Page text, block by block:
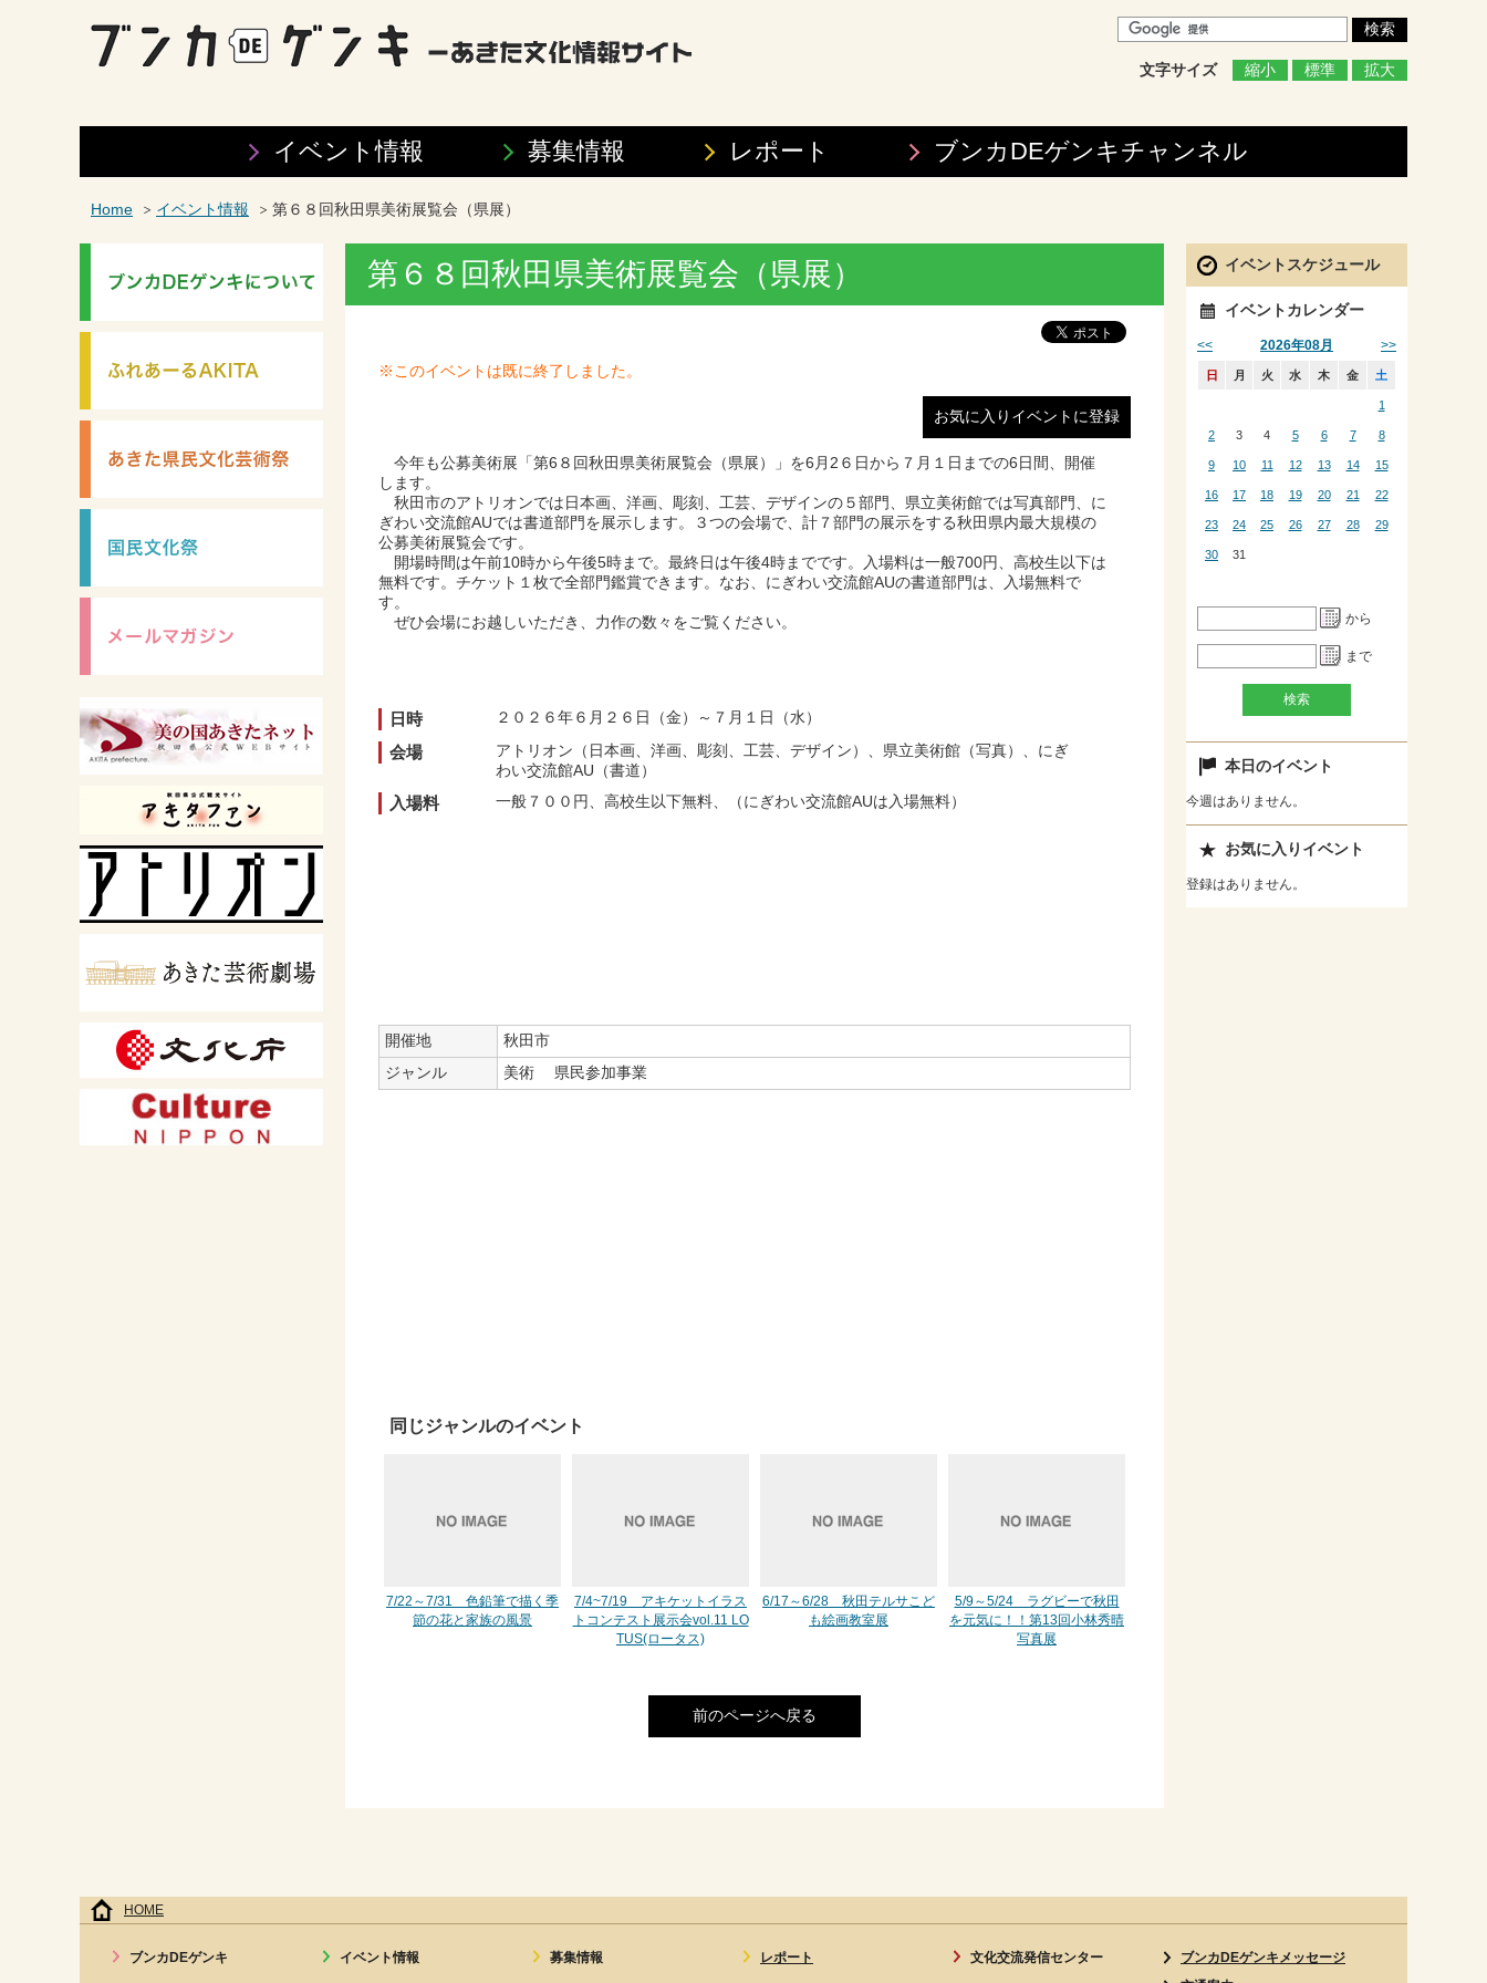
文字サイズ 縮小 標準 拡大
イベント情報 募集情報 レポート ブンカDEゲンキチャンネル
Home イベント情報 第６８回秋田県美術展覧会（県展）
第６８回秋田県美術展覧会（県展）
※このイベントは既に終了しました。
お気に入りイベントに登録
今年も公募美術展「第6８回秋田県美術展覧会（県展）」を6月2６日から７月１日までの6日間、開催
します。
秋田市のアトリオンでは日本画、洋画、彫刻、工芸、デザインの５部門、県立美術館では写真部門、に
ぎわい交流館AUでは書道部門を展示します。３つの会場で、計７部門の展示をする秋田県内最大規模の
公募美術展覧会です。
開場時間は午前10時から午後5時まで。最終日は午後4時までです。入場料は一般700円、高校生以下は
無料です。チケット１枚で全部門鑑賞できます。なお、にぎわい交流館AUの書道部門は、入場無料で
す。
ぜひ会場にお越しいただき、力作の数々をご覧ください。
日時 ２０２６年６月２６日（金）～７月１日（水）
会場
アトリオン（日本画、洋画、彫刻、工芸、デザイン）、県立美術館（写真）、にぎ
わい交流館AU（書道）
入場料 一般７００円、高校生以下無料、（にぎわい交流館AUは入場無料）
開催地
秋田市
ジャンル
美術 県民参加事業
同じジャンルのイベント
7/22～7/31 色鉛筆で描く季
節の花と家族の風景
7/4~7/19 アキケットイラス
トコンテスト展示会vol.11 LO
TUS(ロータス)
6/17～6/28 秋田テルサこど
も絵画教室展
5/9～5/24 ラグビーで秋田
を元気に！！第13回小林秀晴
写真展
前のページへ戻る
イベントスケジュール
イベントカレンダー
2026年08月
<< >>
日 月 火 水 木 金 土
1
2 3 4 5 6 7 8
9 10 11 12 13 14 15
16 17 18 19 20 21 22
23 24 25 26 27 28 29
30 31
から
まで
本日のイベント
今週はありません。
お気に入りイベント
登録はありません。
HOME
ブンカDEゲンキ イベント情報 募集情報 レポート 文化交流発信センター
ブンカDEゲンキメッセージ